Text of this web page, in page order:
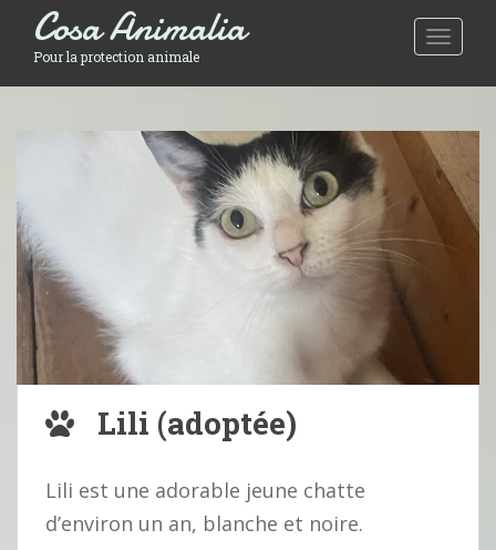
Toggle
Cosa Animalia
Pour la protection animale
Lili (adoptée)
Lili est une adorable jeune chatte
d’environ un an, blanche et noire.